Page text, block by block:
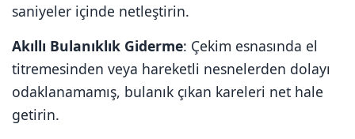
saniyeler içinde netleştirin.
Akıllı Bulanıklık Giderme: Çekim esnasında el
titremesinden veya hareketli nesnelerden dolayı
odaklanamamış, bulanık çıkan kareleri net hale
getirin.